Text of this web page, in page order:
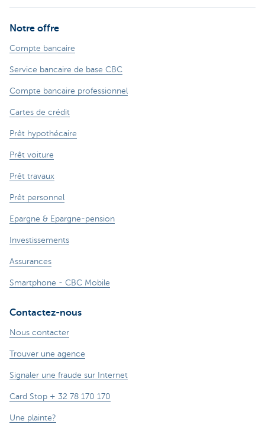
Notre offre
Compte bancaire
Service bancaire de base CBC
Compte bancaire professionnel
Cartes de crédit
Prêt hypothécaire
Prêt voiture
Prêt travaux
Prêt personnel
Epargne & Epargne-pension
Investissements
Assurances
Smartphone - CBC Mobile
Contactez-nous
Nous contacter
Trouver une agence
Signaler une fraude sur Internet
Card Stop + 32 78 170 170
Une plainte?